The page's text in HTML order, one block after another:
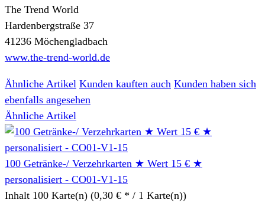
The Trend World
Hardenbergstraße 37
41236 Möchengladbach
www.the-trend-world.de
Ähnliche Artikel Kunden kauften auch Kunden haben sich
ebenfalls angesehen
Ähnliche Artikel
100 Getränke-/ Verzehrkarten ★ Wert 15 € ★
personalisiert - CO01-V1-15
Inhalt 100 Karte(n) (0,30 € * / 1 Karte(n))